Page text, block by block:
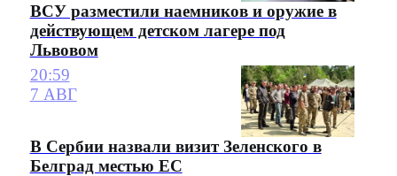
ВСУ разместили наемников и оружие в
действующем детском лагере под
Львовом
20:59
7 АВГ
В Сербии назвали визит Зеленского в
Белград местью ЕС